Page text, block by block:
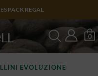
PACK REGAL
0
EVOLUZIONE